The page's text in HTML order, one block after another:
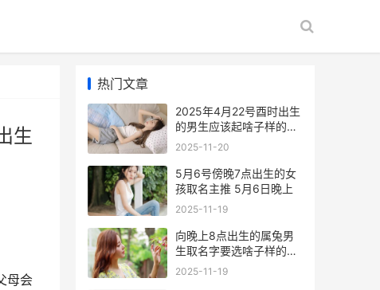
生
母会
热门文章
2025年4月22号酉时出生
的男生应该起啥子样的名
字 2025年4月22日出生
2025-11-20
5月6号傍晚7点出生的女
孩取名主推 5月6日晚上
2025-11-19
向晚上8点出生的属兔男
生取名字要选啥子样的字
合适 晚上8点40出生
2025-11-19